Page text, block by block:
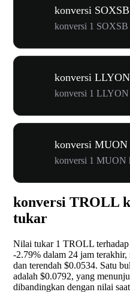
konversi
konversi 1 SOXSB
konversi
konversi 1
konversi
konversi 1 MUON
konversi TROLL
tukar
Nilai tukar 1 TROLL
-2.79% dalam 24 jam
dan terendah $0.0534. Satu
adalah $0.0792, yang
dibandingkan dengan nilai